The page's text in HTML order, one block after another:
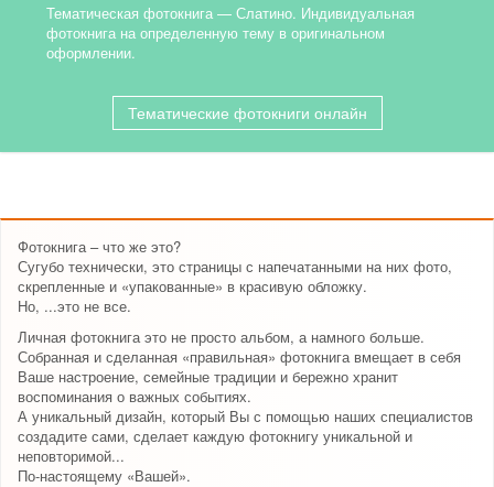
Тематическая фотокнига — Слатино. Индивидуальная
фотокнига на определенную тему в оригинальном
оформлении.
Тематические фотокниги онлайн
Фотокнига – что же это?
Сугубо технически, это страницы с напечатанными на них фото,
скрепленные и «упакованные» в красивую обложку.
Но, ...это не все.
Личная фотокнига это не просто альбом, а намного больше.
Собранная и сделанная «правильная» фотокнига вмещает в себя
Ваше настроение, семейные традиции и бережно хранит
воспоминания о важных событиях.
А уникальный дизайн, который Вы с помощью наших специалистов
создадите сами, сделает каждую фотокнигу уникальной и
неповторимой...
По-настоящему «Вашей».